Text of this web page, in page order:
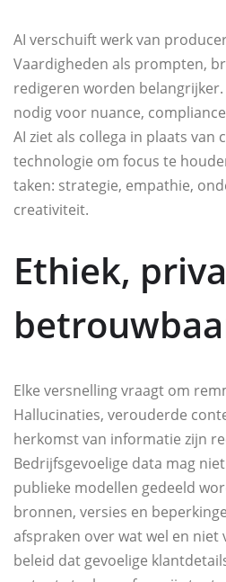
AI verschuift werk van
Vaardigheden als prompten,
redigeren worden
nodig voor nuance,
AI ziet als collega in plaats
technologie om focus te
taken: strategie, empathie,
creativiteit.
Ethiek,
Elke versnelling vraagt om
Hallucinaties, verouderde
herkomst van informatie zijn
Bedrijfsgevoelige data mag
publieke modellen gedeeld
bronnen, versies en
afspraken over wat wel en niet
beleid dat gevoelige